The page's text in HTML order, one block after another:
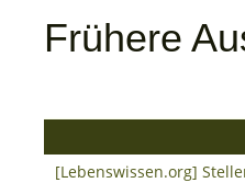
Frühere
[Lebenswissen.org]